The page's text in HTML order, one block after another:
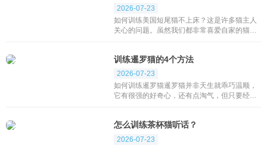
2026-07-23
如何训练美国短尾猫不上床？这是许多猫主人
关心的问题。虽然我们都非常喜爱自家的猫
国短尾猫...
训练暹罗猫的4个方法
2026-07-23
如何训练暹罗猫暹罗猫并非天生就乖巧温顺，
它有很强的好奇心，还有点淘气，但只要经过
这种训练...
怎么训练茶杯猫听话？
2026-07-23